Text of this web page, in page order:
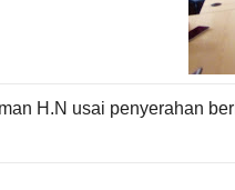
H.N usai penyerahan